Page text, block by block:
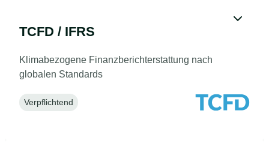
TCFD / IFRS
Klimabezogene Finanzberichterstattung nach
globalen Standards
Verpflichtend